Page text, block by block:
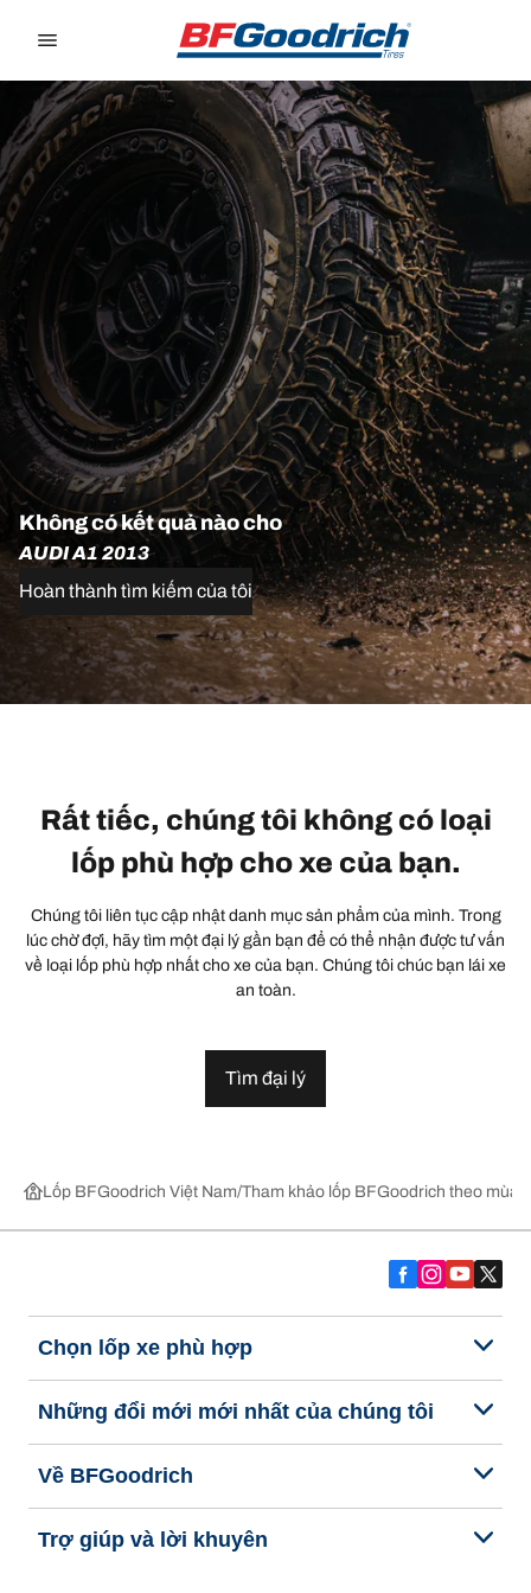
Không có kết quả nào cho
AUDI A1 2013
Hoàn thành tìm kiếm của tôi
Rất tiếc, chúng tôi không có loại
lốp phù hợp cho xe của bạn.
Chúng tôi liên tục cập nhật danh mục sản phẩm của mình. Trong
lúc chờ đợi, hãy tìm một đại lý gần bạn để có thể nhận được tư vấn
về loại lốp phù hợp nhất cho xe của bạn. Chúng tôi chúc bạn lái xe
an toàn.
Tìm đại lý
Lốp BFGoodrich Việt Nam Tham khảo lốp BFGoodrich theo
Chọn lốp xe phù hợp
Những đổi mới mới nhất của chúng tôi
Về BFGoodrich
Trợ giúp và lời khuyên